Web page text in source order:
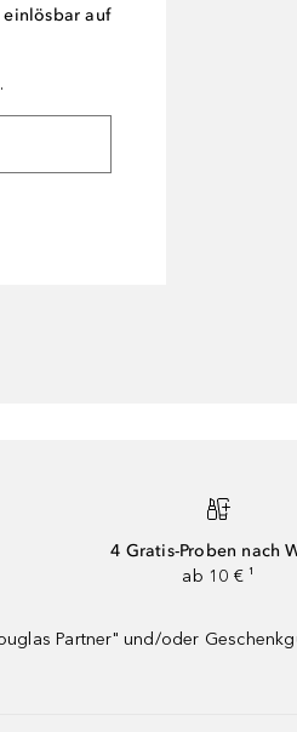
auf
4 Gratis-Proben nach
ab 10 € ¹
Partner" und/oder